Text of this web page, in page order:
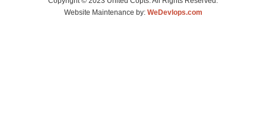
Website Maintenance by: WeDevlops.com